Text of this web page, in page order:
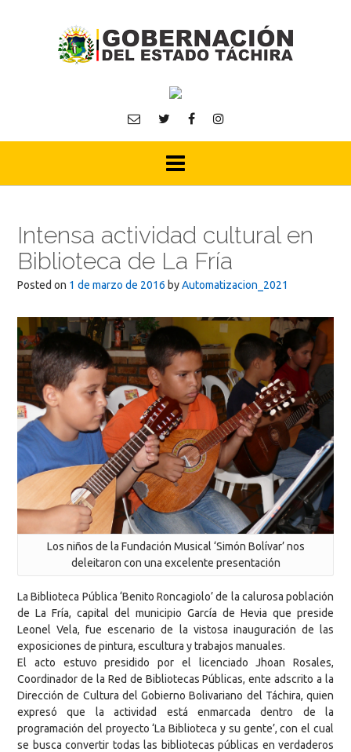
Intensa actividad cultural en
Biblioteca de La Fría
Posted on 1 de marzo de 2016 byAutomatizacion_2021
Los niños de la Fundación Musical ‘Simón Bolívar’ nos
deleitaron con una excelente presentación
La Biblioteca Pública ‘Benito Roncagiolo’ de la calurosa población
de La Fría, capital del municipio García de Hevia que preside
Leonel Vela, fue escenario de la vistosa inauguración de las
exposiciones de pintura, escultura y trabajos manuales.
El acto estuvo presidido por el licenciado Jhoan Rosales,
Coordinador de la Red de Bibliotecas Públicas, ente adscrito a la
Dirección de Cultura del Gobierno Bolivariano del Táchira, quien
expresó que la actividad está enmarcada dentro de la
programación del proyecto ‘La Biblioteca y su gente’, con el cual
se busca convertir todas las bibliotecas públicas en verdaderos